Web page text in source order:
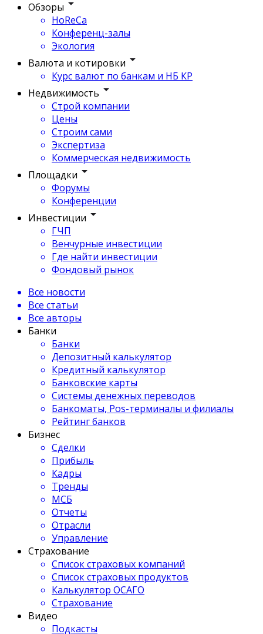
Обзоры
HoReCa
Конференц-залы
Экология
Валюта и котировки
Курс валют по банкам и НБ КР
Недвижимость
Строй компании
Цены
Строим сами
Экспертиза
Коммерческая недвижимость
Площадки
Форумы
Конференции
Инвестиции
ГЧП
Венчурные инвестиции
Где найти инвестиции
Фондовый рынок
Все новости
Все статьи
Все авторы
Банки
Банки
Депозитный калькулятор
Кредитный калькулятор
Банковские карты
Системы денежных переводов
Банкоматы, Pos-терминалы и филиалы
Рейтинг банков
Бизнес
Сделки
Прибыль
Кадры
Тренды
МСБ
Отчеты
Отрасли
Управление
Страхование
Список страховых компаний
Список страховых продуктов
Калькулятор ОСАГО
Страхование
Видео
Подкасты